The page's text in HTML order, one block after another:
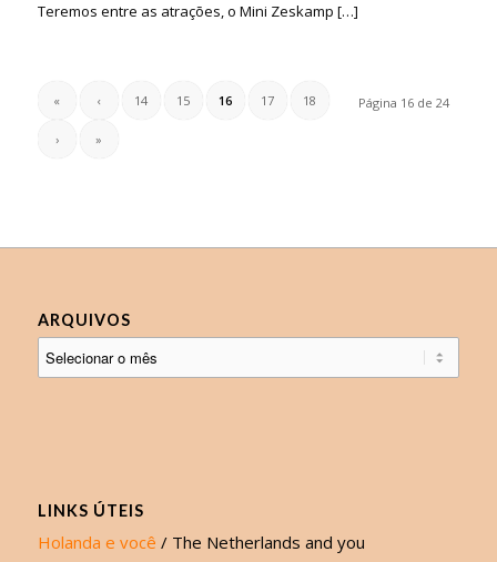
Teremos entre as atrações, o Mini Zeskamp […]
Página 16 de 24
« ‹ 14 15 16 17 18
› »
ARQUIVOS
LINKS ÚTEIS
Holanda e você / The Netherlands and you